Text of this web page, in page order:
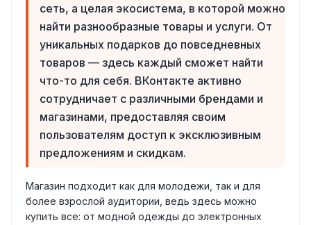
сеть, а целая экосистема, в которой можно
найти разнообразные товары и услуги. От
уникальных подарков до повседневных
товаров — здесь каждый сможет найти
что-то для себя. ВКонтакте активно
сотрудничает с различными брендами и
магазинами, предоставляя своим
пользователям доступ к эксклюзивным
предложениям и скидкам.
Магазин подходит как для молодежи, так и для
более взрослой аудитории, ведь здесь можно
купить все: от модной одежды до электронных